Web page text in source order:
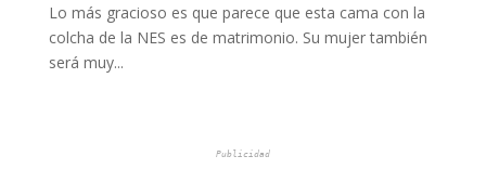
Lo más gracioso es que parece que esta cama con la
colcha de la NES es de matrimonio. Su mujer también
será muy...
Publicidad